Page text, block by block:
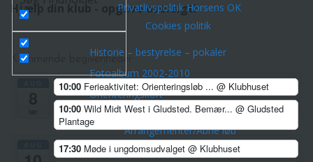
Privatlivspolitik Horsens OK
Cookies politik
Historie – bestyrelse – pokaler
Fotoalbum 2002-2010
Orienteringskort
Aktiviteter
Arrangementer/Åbne løb
Corona-tilpasninger
Hjælp din klub - opgave oversigt!
Kommende begivenheder
10:00 Ferieaktivitet: Orienteringsløb ... @ Klubhuset
10:00 Wild Midt West i Gludsted. Bemær... @ Gludsted
Plantage
17:30 Møde i ungdomsudvalget @ Klubhuset